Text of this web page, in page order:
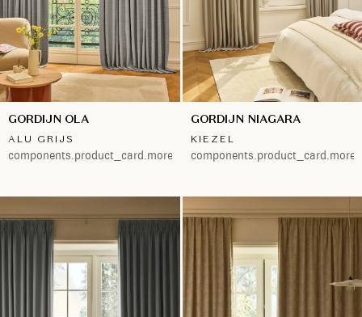
GORDIJN OLA
ALU GRIJS
components.product_card.more.both
GORDIJN NIAGARA
KIEZEL